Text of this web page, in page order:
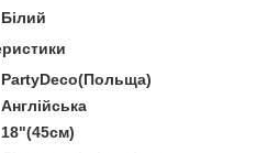
Білий
PartyDeco(Польща)
Англійська
18"(45см)